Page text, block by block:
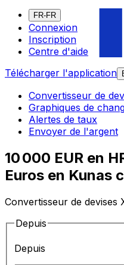
FR-FR
Connexion
Inscription
Centre d'aide
Télécharger l'application
Convertisseur de
Graphiques de
Alertes de taux
Envoyer de l'argent
10 000 EUR en
Euros en Kunas
Convertisseur de devises
Depuis
Depuis